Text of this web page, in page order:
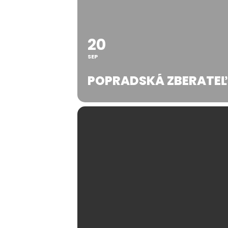
20
SEP
POPRADSKÁ